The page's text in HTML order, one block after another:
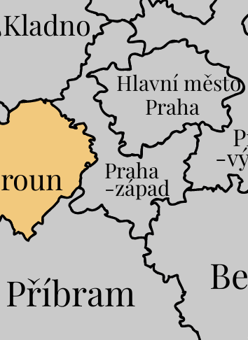
Kladno
Hlavní město
Praha
Praha
-západ
-
Příbram